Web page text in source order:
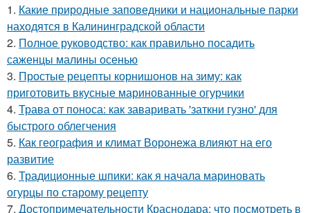
1. Какие природные заповедники и национальные парки
находятся в Калининградской области
2. Полное руководство: как правильно посадить
саженцы малины осенью
3. Простые рецепты корнишонов на зиму: как
приготовить вкусные маринованные огурчики
4. Трава от поноса: как заваривать 'заткни гузно' для
быстрого облегчения
5. Как география и климат Воронежа влияют на его
развитие
6. Традиционные шпики: как я начала мариновать
огурцы по старому рецепту
7. Достопримечательности Краснодара: что посмотреть в